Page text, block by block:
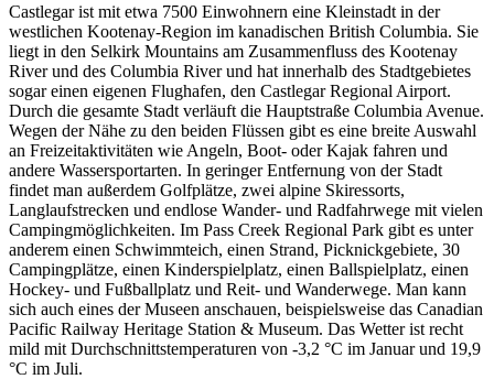
Castlegar ist mit etwa 7500 Einwohnern eine Kleinstadt in der
westlichen Kootenay-Region im kanadischen British Columbia. Sie
liegt in den Selkirk Mountains am Zusammenfluss des Kootenay
River und des Columbia River und hat innerhalb des Stadtgebietes
sogar einen eigenen Flughafen, den Castlegar Regional Airport.
Durch die gesamte Stadt verläuft die Hauptstraße Columbia Avenue.
Wegen der Nähe zu den beiden Flüssen gibt es eine breite Auswahl
an Freizeitaktivitäten wie Angeln, Boot- oder Kajak fahren und
andere Wassersportarten. In geringer Entfernung von der Stadt
findet man außerdem Golfplätze, zwei alpine Skiressorts,
Langlaufstrecken und endlose Wander- und Radfahrwege mit vielen
Campingmöglichkeiten. Im Pass Creek Regional Park gibt es unter
anderem einen Schwimmteich, einen Strand, Picknickgebiete, 30
Campingplätze, einen Kinderspielplatz, einen Ballspielplatz, einen
Hockey- und Fußballplatz und Reit- und Wanderwege. Man kann
sich auch eines der Museen anschauen, beispielsweise das Canadian
Pacific Railway Heritage Station & Museum. Das Wetter ist recht
mild mit Durchschnittstemperaturen von -3,2 °C im Januar und 19,9
°C im Juli.